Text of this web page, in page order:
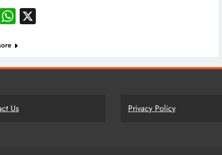
WhatsApp
X
Us Privacy Policy